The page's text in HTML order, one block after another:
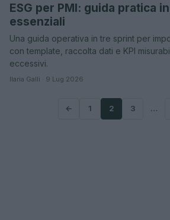
ESG per PMI: guida pratica
essenziali
Una guida operativa in tre sprint per
con template, raccolta dati e KPI
eccessivi.
Ilaria Galli · 9 Lug 2026
← 1 2 3 …